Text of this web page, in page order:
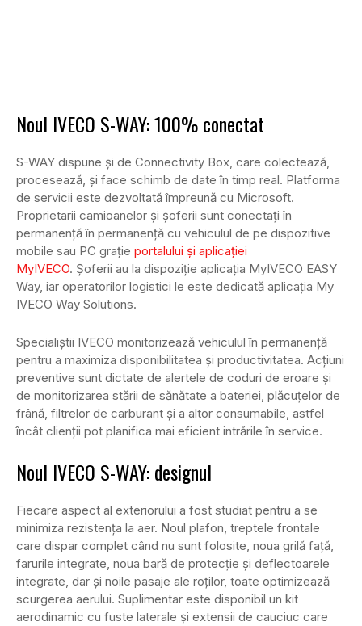
Noul IVECO S-WAY: 100% conectat
S-WAY dispune și de Connectivity Box, care colectează,
procesează, și face schimb de date în timp real. Platforma
de servicii este dezvoltată împreună cu Microsoft.
Proprietarii camioanelor și șoferii sunt conectați în
permanență în permanență cu vehiculul de pe dispozitive
mobile sau PC grație portalului și aplicației
MyIVECO. Șoferii au la dispoziție aplicația MyIVECO EASY
Way, iar operatorilor logistici le este dedicată aplicația My
IVECO Way Solutions.
Specialiștii IVECO monitorizează vehiculul în permanență
pentru a maximiza disponibilitatea și productivitatea. Acțiuni
preventive sunt dictate de alertele de coduri de eroare și
de monitorizarea stării de sănătate a bateriei, plăcuțelor de
frână, filtrelor de carburant și a altor consumabile, astfel
încât clienții pot planifica mai eficient intrările în service.
Noul IVECO S-WAY: designul
Fiecare aspect al exteriorului a fost studiat pentru a se
minimiza rezistența la aer. Noul plafon, treptele frontale
care dispar complet când nu sunt folosite, noua grilă față,
farurile integrate, noua bară de protecție și deflectoarele
integrate, dar și noile pasaje ale roților, toate optimizează
scurgerea aerului. Suplimentar este disponibil un kit
aerodinamic cu fuste laterale și extensii de cauciuc care